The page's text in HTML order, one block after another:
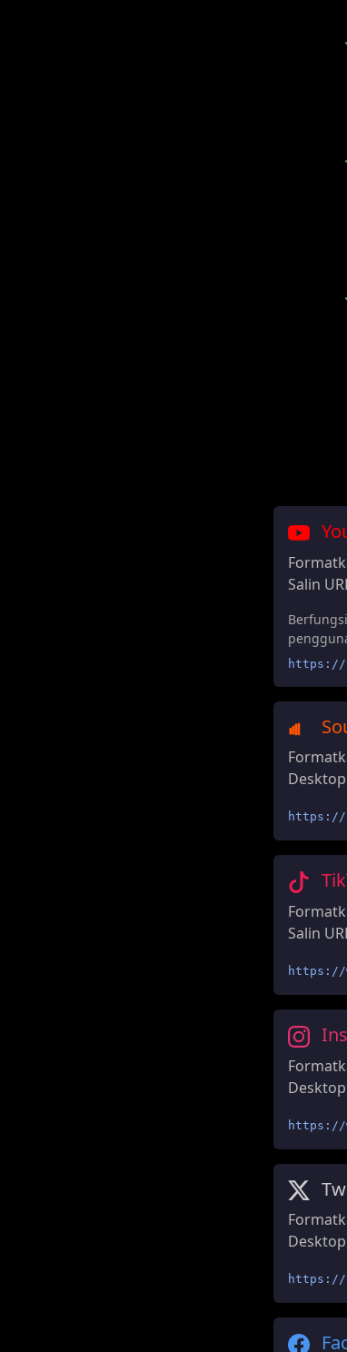
Salin
https://
https://
Salin
https://
https://
https://